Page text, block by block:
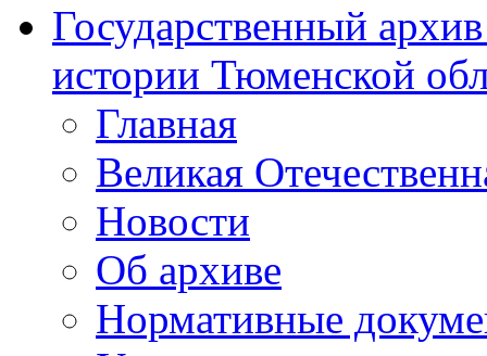
Государственный
истории Тюменской
Главная
Великая
Новости
Об архиве
Нормативные